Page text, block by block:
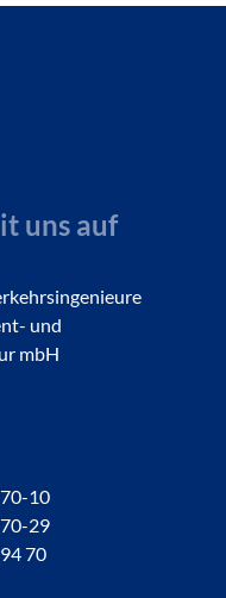
uns auf
und
mbH
10
29
70